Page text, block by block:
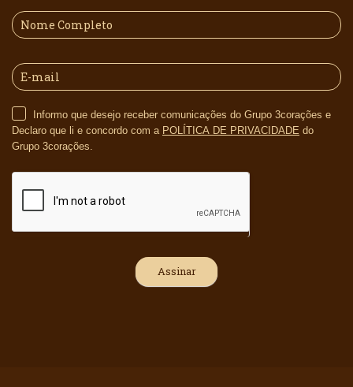
Declaro que li e concordo com a POLÍTICA DE PRIVACIDADE do
Grupo 3corações.